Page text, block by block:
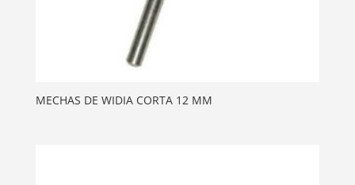
MECHAS DE WIDIA CORTA 12 MM